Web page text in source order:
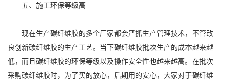
五、施工环保等级高
现在生产碳纤维胶的多个厂家都会严抓生产管理技术，不管改
良创新碳纤维胶的生产工艺。当下碳纤维胶批次生产的成本越来越
低，而且碳纤维胶的环保等级以及操作安全性也越来越高。在批次
采购碳纤维胶时，为了买的放心，后期用的安心，大家对于碳纤维